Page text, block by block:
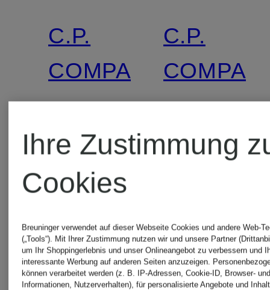
C.P.
COMPANY
Ergonomic
Fit
275 €
C.P.
Ihre Zustimmung
Cookies
Breuninger verwendet auf dieser Webseite Cookies und andere Web-
(„Tools“). Mit Ihrer Zustimmung nutzen wir und unsere Partner
um Ihr Shoppingerlebnis und unser Onlineangebot zu verbessern und
interessante Werbung auf anderen Seiten anzuzeigen.
können verarbeitet werden (z. B. IP-Adressen, Cookie-ID, Browser-
Informationen, Nutzerverhalten), für personalisierte Angebote und